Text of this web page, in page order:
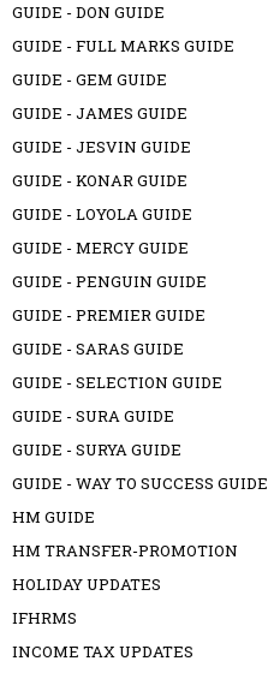
GUIDE - DON GUIDE
GUIDE - FULL MARKS GUIDE
GUIDE - GEM GUIDE
GUIDE - JAMES GUIDE
GUIDE - JESVIN GUIDE
GUIDE - KONAR GUIDE
GUIDE - LOYOLA GUIDE
GUIDE - MERCY GUIDE
GUIDE - PENGUIN GUIDE
GUIDE - PREMIER GUIDE
GUIDE - SARAS GUIDE
GUIDE - SELECTION GUIDE
GUIDE - SURA GUIDE
GUIDE - SURYA GUIDE
GUIDE - WAY TO SUCCESS GUIDE
HM GUIDE
HM TRANSFER-PROMOTION
HOLIDAY UPDATES
IFHRMS
INCOME TAX UPDATES